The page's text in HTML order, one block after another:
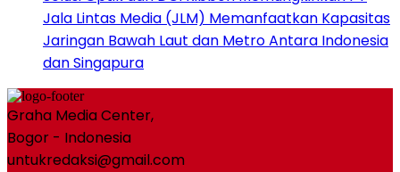
Jala Lintas Media (JLM) Memanfaatkan Kapasitas
Jaringan Bawah Laut dan Metro Antara Indonesia
dan Singapura
Graha Media Center,
Bogor - Indonesia
untukredaksi@gmail.com